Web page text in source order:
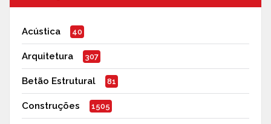
Acústica 40
Arquitetura 307
Betão Estrutural 81
Construções 1505